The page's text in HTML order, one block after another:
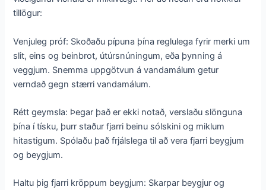
tillögur:
Venjuleg próf: Skoðaðu pípuna þína reglulega fyrir merki um
slit, eins og beinbrot, útúrsnúningum, eða þynning á
veggjum. Snemma uppgötvun á vandamálum getur
verndað gegn stærri vandamálum.
Rétt geymsla: Þegar það er ekki notað, verslaðu slönguna
þína í tísku, þurr staður fjarri beinu sólskini og miklum
hitastigum. Spólaðu það frjálslega til að vera fjarri beygjum
og beygjum.
Haltu þig fjarri kröppum beygjum: Skarpar beygjur og